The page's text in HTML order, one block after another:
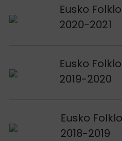
Eusko
2020-2021
Voir publication
Eusko
2019-2020
Voir publication
Eusko
2018-2019
Voir publication